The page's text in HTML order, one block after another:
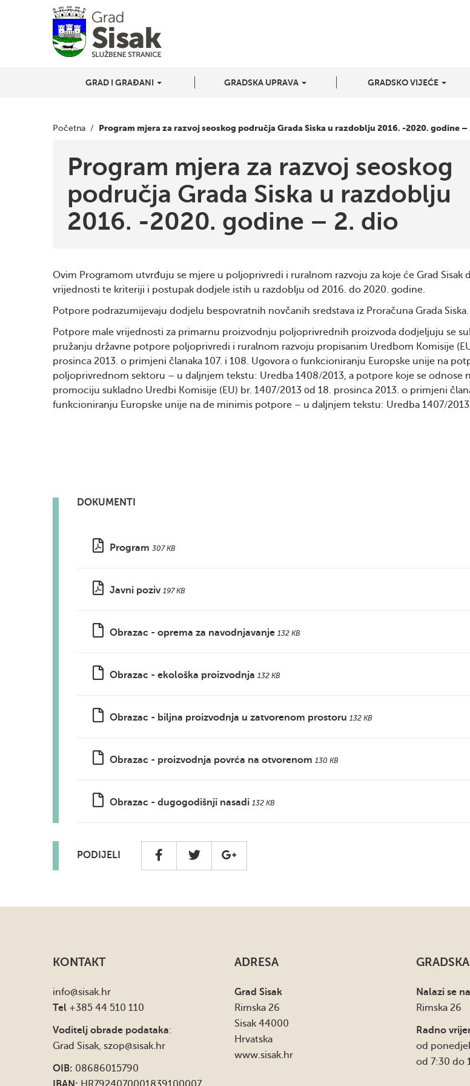
GRAD I GRAĐANI GRADSKA UPRAVA GRADSKO VIJEĆE
Početna / Program mjera za razvoj seoskog područja Grada Siska u razdoblju 2016. -2020. godine –
Program mjera za razvoj seoskog
područja Grada Siska u razdoblju
2016. -2020. godine – 2. dio
Ovim Programom utvrđuju se mjere u poljoprivredi i ruralnom razvoju za koje će Grad Sisak
vrijednosti te kriteriji i postupak dodjele istih u razdoblju od 2016. do 2020. godine.
Potpore podrazumijevaju dodjelu bespovratnih novčanih sredstava iz Proračuna Grada Siska.
Potpore male vrijednosti za primarnu proizvodnju poljoprivrednih proizvoda dodjeljuju se
pružanju državne potpore poljoprivredi i ruralnom razvoju propisanim Uredbom Komisije
prosinca 2013. o primjeni članaka 107. i 108. Ugovora o funkcioniranju Europske unije na
poljoprivrednom sektoru – u daljnjem tekstu: Uredba 1408/2013, a potpore koje se odnose
promociju sukladno Uredbi Komisije (EU) br. 1407/2013 оd 18. prosinca 2013. o primjeni
funkcioniranju Europske unije na de minimis potpore – u daljnjem tekstu: Uredba 1407/
DOKUMENTI
Program 307 KB
Javni poziv 197 KB
Obrazac - oprema za navodnjavanje 132 KB
Obrazac - ekološka proizvodnja 132 KB
Obrazac - biljna proizvodnja u zatvorenom prostoru 132 KB
Obrazac - proizvodnja povrća na otvorenom 130 KB
Obrazac - dugogodišnji nasadi 132 KB
PODIJELI
KONTAKT
info@sisak.hr
Tel +385 44 510 110
Voditelj obrade podataka:
Grad Sisak, szop@sisak.hr
OIB: 08686015790
ADRESA
Grad Sisak
Rimska 26
Sisak 44000
Hrvatska
www.sisak.hr
Nalazi se
Rimska 26
Radno
od
od 7:30 do